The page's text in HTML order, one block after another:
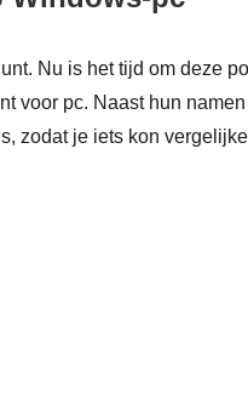
Nu is het tijd om deze
voor pc. Naast hun
zodat je iets kon